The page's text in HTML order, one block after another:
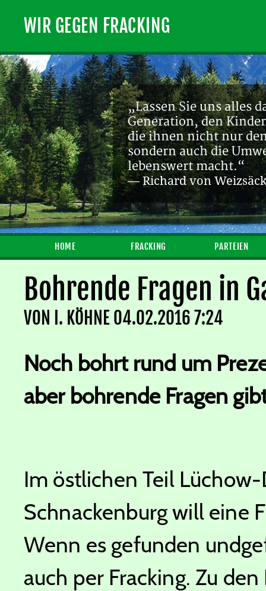
WIR GEGEN FRACKING
„Lassen Sie uns alles
Generation, den
die ihnen nicht nur
sondern auch die
lebenswert macht.“
— Richard von
HOME FRACKING PARTEIEN
Bohrende Fragen in
VON I. KÖHNE04.02.2016 7:24
Noch bohrt rund um
aber bohrende Fragen
Im östlichen Teil
Schnackenburg will eine
Wenn es gefunden
auch per Fracking. Zu